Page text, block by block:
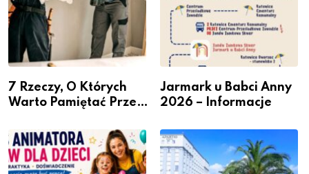
7 Rzeczy, O Których
Warto Pamiętać Przed
Jarmark u Babci Anny
2026 – Informacje